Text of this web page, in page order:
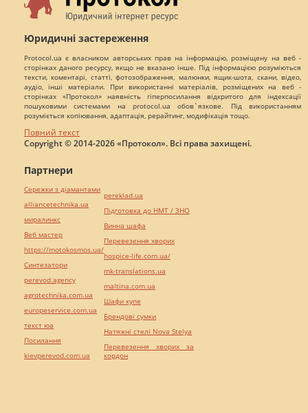
Юридичні застереження
Protocol.ua є власником авторських прав на інформацію, розміщену на веб -
сторінках даного ресурсу, якщо не вказано інше. Під інформацією розуміються
тексти, коментарі, статті, фотозображення, малюнки, ящик-шота, скани, відео,
аудіо, інші матеріали. При використанні матеріалів, розміщених на веб -
сторінках «Протокол» наявність гіперпосилання відкритого для індексації
пошуковими системами на protocol.ua обов`язкове. Під використанням
розуміється копіювання, адаптація, рерайтинг, модифікація тощо.
Повний текст
Copyright © 2014-2026 «Протокол». Всі права захищені.
Партнери
Сережки з діамантами
alliancetechnika.ua
миралинкс
Веб мастер
https://motokosmos.ua/
Синтезатори
perevod.agency
agrotechnika.com.ua
europeservice.com.ua
текст юа
Посилання
kievperevod.com.ua
pereklad.ua
Підготовка до НМТ / ЗНО
Винна шафа
Перевезення хворих
hospice-life.com.ua/
mk-translations.ua
maltina.com.ua
Шафи купе
Брендові сумки
Натяжні стелі Nova Stelya
Перевезення хворих за
кордон